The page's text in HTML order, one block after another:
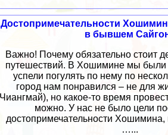
Достопримечательности
в бывшем
Важно! Почему обязательно стоит
путешествий. В Хошимине мы были
успели погулять по нему по
город нам понравился – не для
Чиангмай), но какое-то время
можно. У нас не было цели
достопримечательности Хошимина,
…...